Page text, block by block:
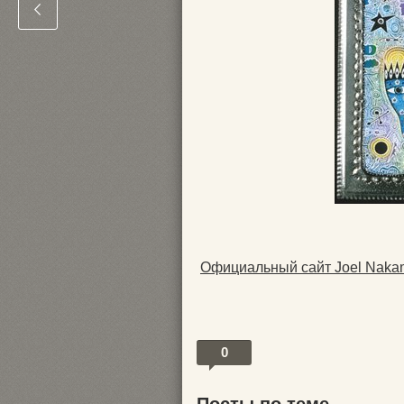
Официальный сайт Joel
0